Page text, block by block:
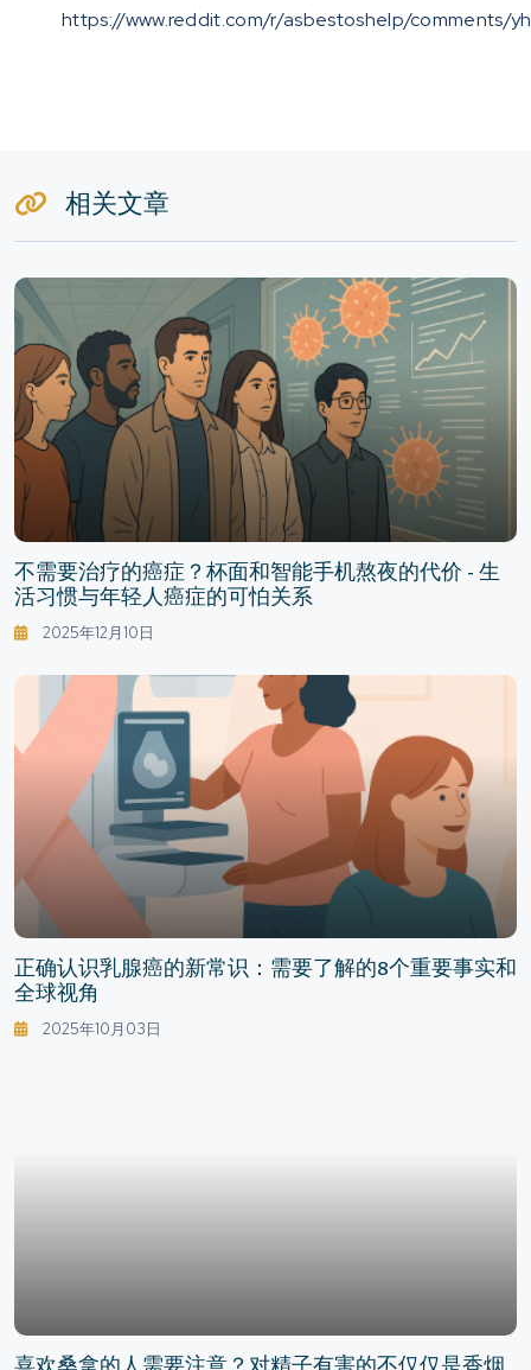
https://www.reddit.com/r/asbestoshelp/comments/
相关文章
不需要治疗的癌症？杯面和智能手机熬夜的代价 - 生
活习惯与年轻人癌症的可怕关系
2025年12月10日
正确认识乳腺癌的新常识：需要了解的8个重要事实和
全球视角
2025年10月03日
喜欢桑拿的人需要注意？对精子有害的不仅仅是香烟